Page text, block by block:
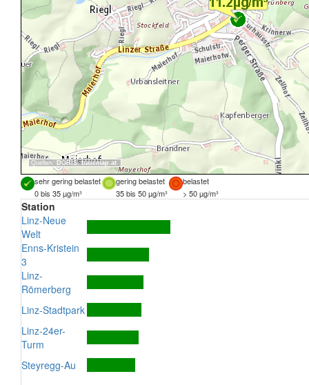
Quellen: DORIS,basemap.at
sehr gering belastet gering belastet
belastet
0 bis 35 µg/m³
35 bis 50 µg/m³ > 50 µg/m³
Station
Linz-Neue
Welt
Enns-Kristein
3
Linz-
Römerberg
Linz-Stadtpark
Linz-24er-
Turm
Steyregg-Au